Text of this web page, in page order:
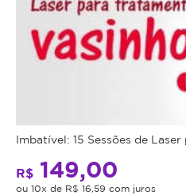
Imbatível: 15 Sessões de Laser
R$ 149,00
ou 10x de R$ 16,59 com juros